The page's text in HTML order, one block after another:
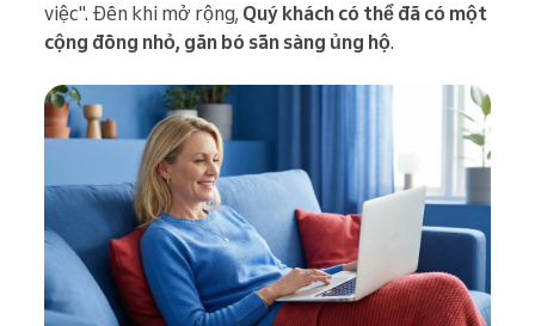
việc". Đến khi mở rộng, Quý khách có thể đã có một
cộng đồng nhỏ, gắn bó sẵn sàng ủng hộ.